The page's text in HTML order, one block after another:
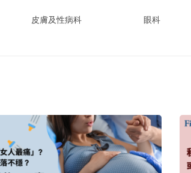
皮膚及性病科 眼科